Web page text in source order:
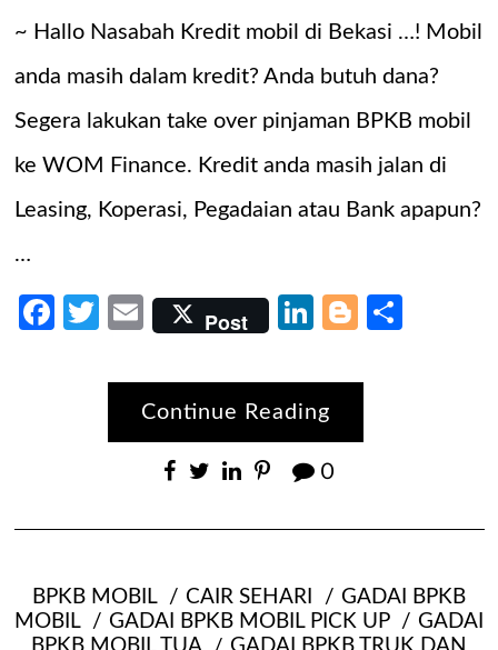
~ Hallo Nasabah Kredit mobil di Bekasi …! Mobil
anda masih dalam kredit? Anda butuh dana?
Segera lakukan take over pinjaman BPKB mobil
ke WOM Finance. Kredit anda masih jalan di
Leasing, Koperasi, Pegadaian atau Bank apapun?
…
Facebook
Twitter
EmailPost LinkedIn
Blogger
Continue Reading
0
BPKB MOBIL CAIR SEHARI
GADAI BPKB
MOBIL
GADAI BPKB MOBIL PICK UP
GADAI